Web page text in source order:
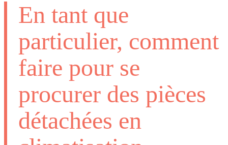
En tant que
particulier, comment
faire pour se
procurer des pièces
détachées en